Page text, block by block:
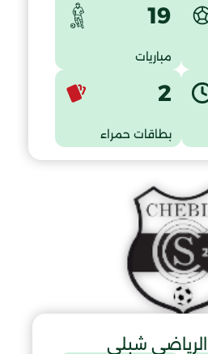
19
مباريات
2
بطاقات حمراء
الرياضي شبلي